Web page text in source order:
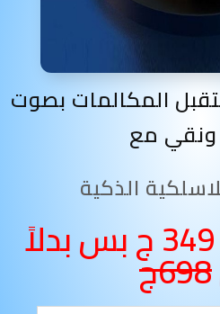
المكالمات بصوت
مع
الذكية
متوفر بسعر 349 ج بس بدلاً
698ج